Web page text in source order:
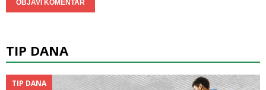
TIP DANA
TIP DANA